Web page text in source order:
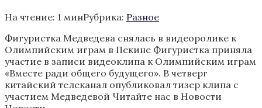
На чтение: 1 минРубрика: Разное
Фигуристка Медведева снялась в видеоролике к
Олимпийским играм в Пекине Фигуристка приняла
участие в записи видеоклипа к Олимпийским играм
«Вместе ради общего будущего». В четверг
китайский телеканал опубликовал тизер клипа с
участием Медведевой Читайте нас в Новости